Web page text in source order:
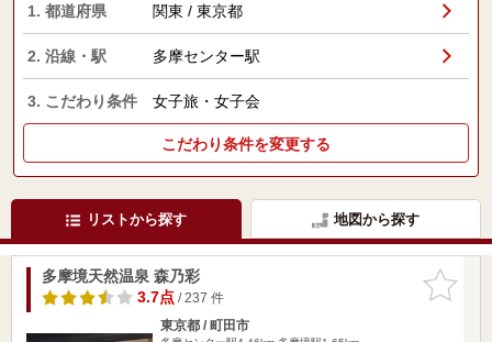
1. 都道府県 関東 / 東京都
2. 沿線・駅 多摩センター駅
3. こだわり条件 女子旅・女子会
こだわり条件を変更する
リストから探す 地図から探す
お気に入
りに追加
多摩境天然温泉 森乃彩
3.7点/ 237 件
東京都 / 町田市